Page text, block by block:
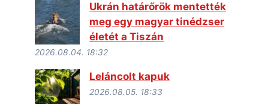
Ukrán határőrök mentették
meg egy magyar tinédzser
életét a Tiszán
2026.08.04. 18:32
Leláncolt kapuk
2026.08.05. 18:33